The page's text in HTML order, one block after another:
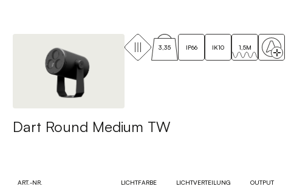
3,35 IP66 IK10 1,5M
Dart Round Medium TW
ART.-NR. LICHTFARBE LICHTVERTEILUNG OUTPUT